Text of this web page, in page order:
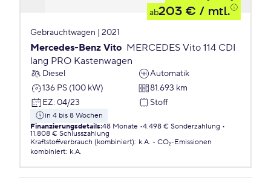
ab203 € / mtl.
Gebrauchtwagen | 2021
Mercedes-Benz Vito MERCEDES Vito 114 CDI
lang PRO Kastenwagen
Diesel
Automatik
136 PS (100 kW)
81.693 km
EZ: 04/23 Stoff
in 4 bis 8 Wochen
Finanzierungsdetails:48 Monate 4.498 € Sonderzahlung
11.808 € Schlusszahlung
Kraftstoffverbrauch (kombiniert): k.A.
CO₂-Emissionen
kombiniert: k.A.